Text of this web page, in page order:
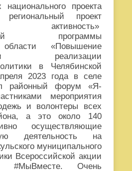
проекта
региональный проект
активность»
программы
области «Повышение
реализации
в Челябинской
2023 года в селе
районный форум «Я-
мероприятия
и волонтеры всех
а это около 140
осуществляющие
деятельность на
муниципального
Всероссийской акции
#МыВместе. Очень